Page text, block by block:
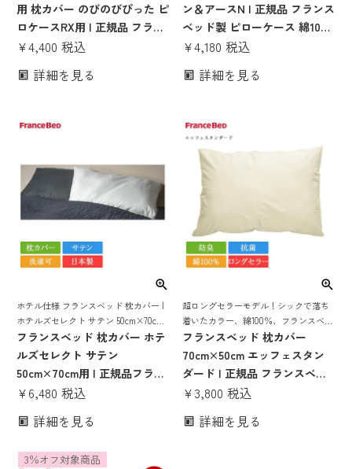
用 枕カバー のびのびぴった ピ
ロケースRX用 | 正規品 フラン
スベッド製 ピローケース ピロ
国産
¥4,400 税込
詳細を見る
ン＆アースN | 正規品 フランス
ベッド製 ピローケース 綿100
ストライプ 抗菌 防臭 洗える
ベージュ チャコールグレー
¥4,180 税込
詳細を見る
ホテル仕様 フランスベッド 枕カバー |
ホテルズセレクト サテン 50cm×70cm
正規品 フランスベッド製 ホテル ホテ
ル仕様 ピロケース ピローケース サテ
フランスベッド 枕カバー ホテ
ルズセレクト サテン
50cm×70cm用 | 正規品フラン
スベッド製 ホテル ホテル仕様
50×70 サテン 綿 綿100 コット
¥6,480 税込
詳細を見る
超ロングセラーモデル！シックで落ち
着いたカラー、綿100％、フランスベッ
ドの定番枕カバー
フランスベッド 枕カバー
70cm×50cm エッフェスタン
ダード | 正規品 フランスベッ
ド製 ピローケース 綿100％ 抗
ピンク キナリ ベージュ
¥3,800 税込
詳細を見る
3％オフ対象商品